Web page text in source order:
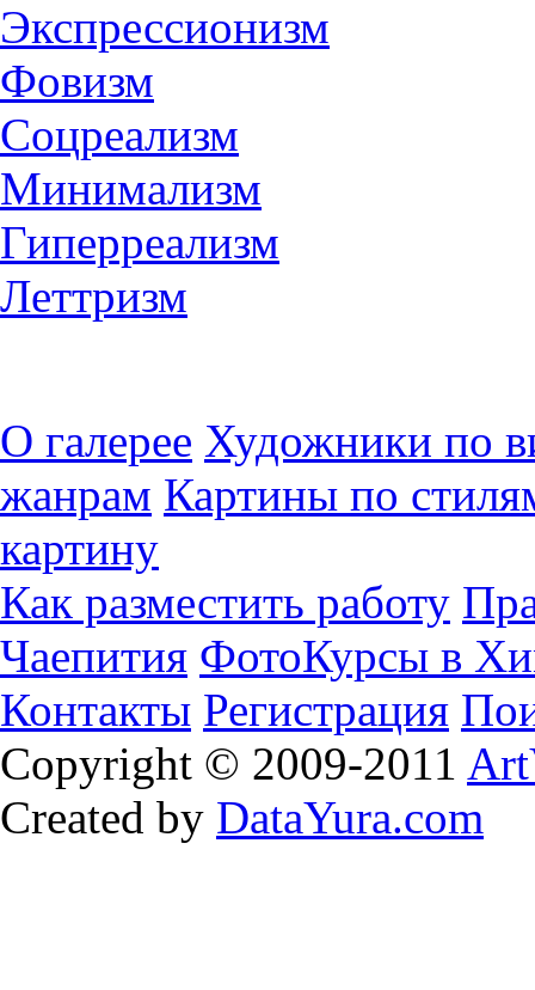
Экспрессионизм
Фовизм
Соцреализм
Минимализм
Гиперреализм
Леттризм
О галерее Художники по
жанрам Картины по
картину
Как разместить работу
Чаепития ФотоКурсы в
Контакты Регистрация
Copyright © 2009-2011
Created by DataYura.com